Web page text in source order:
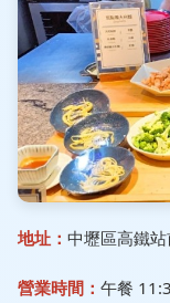
地址： 中壢區高鐵
營業時間： 午餐